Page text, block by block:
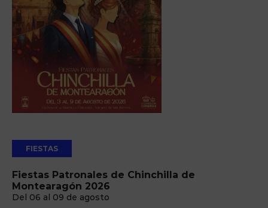
FIESTAS
Fiestas Patronales de Chinchilla de
Montearagón 2026
Del 06 al 09 de agosto